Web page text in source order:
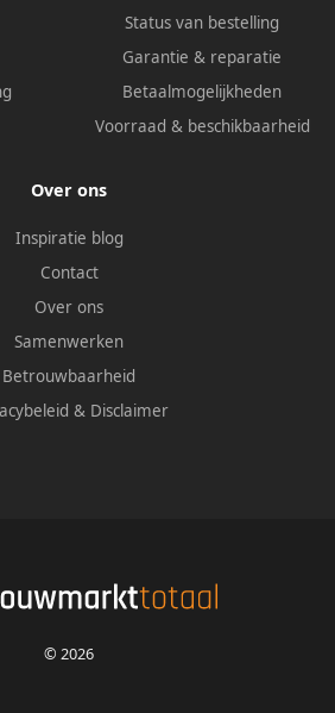
Status van bestelling
Garantie & reparatie
Betaalmogelijkheden
Voorraad & beschikbaarheid
Over ons
Inspiratie blog
Contact
Over ons
Samenwerken
Betrouwbaarheid
& Disclaimer
© 2026